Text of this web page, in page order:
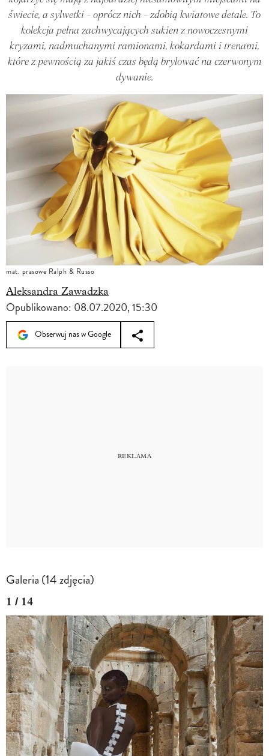
świecie, a sylwetki - oprócz nich - zdobią kwiatowe detale. To
kolekcja pełna zachwycających sukien z nowoczesnymi
kryzami, nadmuchanymi ramionami, kokardami i trenami,
które z pewnością za jakiś czas będą brylować na czerwonym
dywanie.
mat. prasowe Ralph & Russo
Aleksandra Zawadzka
Opublikowano: 08.07.2020, 15:30
Obserwuj nas w Google
Galeria (14 zdjęcia)
1 / 14